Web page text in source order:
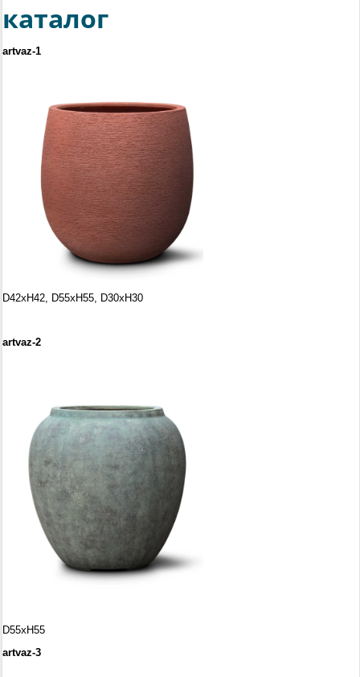
каталог
artvaz-1
D42хH42, D55хH55, D30хH30
artvaz-2
D55хH55
artvaz-3